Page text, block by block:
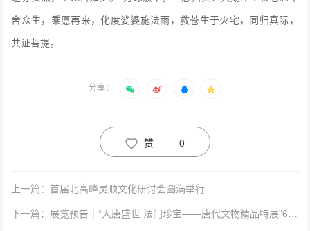
舍众生，乘愿再来，化度娑婆施法雨，救苍生于火宅，同归真际，
共证菩提。
分享：
赞 0
上一篇：首届北高峰灵顺文化研讨会圆满举行
下一篇：展览预告｜“大唐盛世 法门珍宝——唐代文物精品特展”6月24日重磅开展